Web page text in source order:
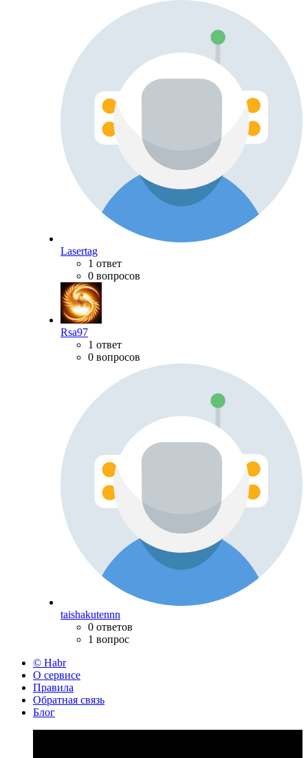
Lasertag
1 ответ
0 вопросов
Rsa97
1 ответ
0 вопросов
taishakutennn
0 ответов
1 вопрос
© Habr
О сервисе
Правила
Обратная связь
Блог